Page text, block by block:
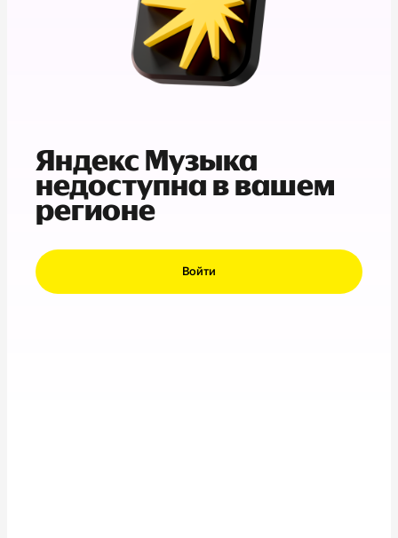
Яндекс Музыка
недоступна в вашем
регионе
Войти